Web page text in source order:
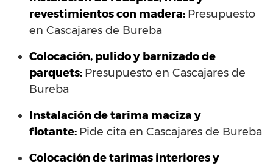
revestimientos con madera: Presupuesto
en Cascajares de Bureba
Colocación, pulido y barnizado de
parquets: Presupuesto en Cascajares de
Bureba
Instalación de tarima maciza y
flotante: Pide cita en Cascajares de Bureba
Colocación de tarimas interiores y